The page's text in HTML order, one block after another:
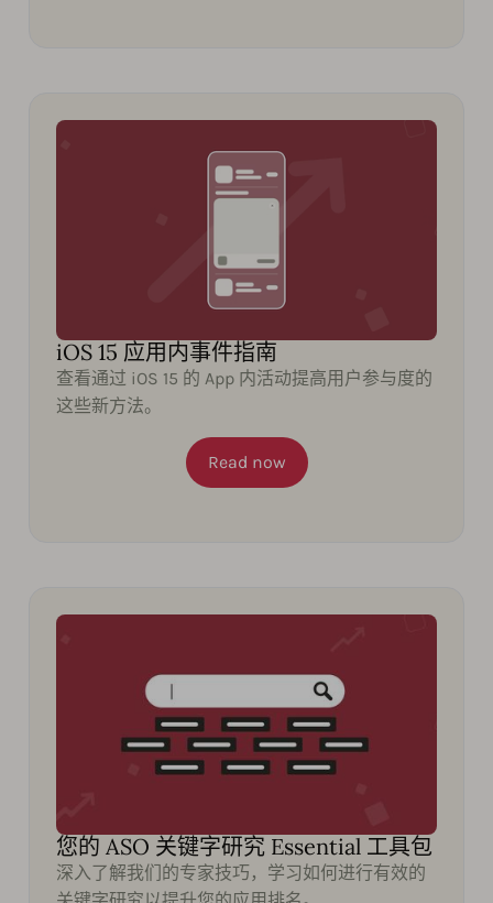
iOS 15 应用内事件指南
查看通过 iOS 15 的 App 内活动提高用户参与度的
这些新方法。
Read now
您的 ASO 关键字研究 Essential 工具包
深入了解我们的专家技巧，学习如何进行有效的